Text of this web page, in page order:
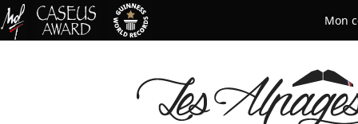
Mon
Mot de passe oublié ?